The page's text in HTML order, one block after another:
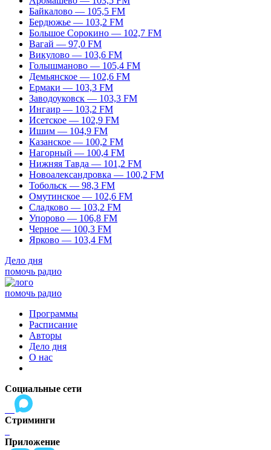
Байкалово — 105,5 FM
Бердюжье — 103,2 FM
Большое Сорокино — 102,7 FM
Вагай — 97,0 FM
Викулово — 103,6 FM
Голышманово — 105,4 FM
Демьянское — 102,6 FM
Ермаки — 103,3 FM
Заводоуковск — 103,3 FM
Ингаир — 103,2 FM
Исетское — 102,9 FM
Ишим — 104,9 FM
Казанское — 100,2 FM
Нагорный — 100,4 FM
Нижняя Тавда — 101,2 FM
Новоалександровка — 100,2 FM
Тобольск — 98,3 FM
Омутинское — 102,6 FM
Сладково — 103,2 FM
Упорово — 106,8 FM
Черное — 100,3 FM
Ярково — 103,4 FM
Дело дня
помочь радио
помочь радио
Программы
Расписание
Авторы
Дело дня
О нас
Социальные сети
Стриминги
Приложение